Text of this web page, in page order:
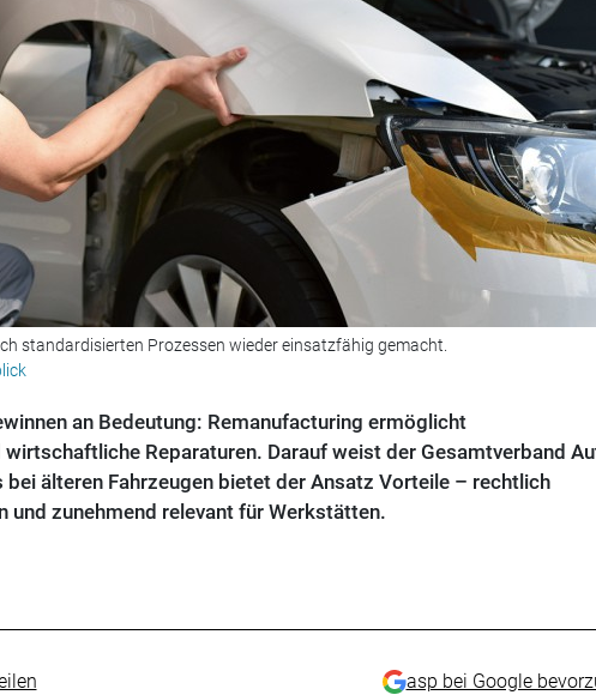
standardisierten Prozessen wieder einsatzfähig gemacht.
an Bedeutung: Remanufacturing ermöglicht
Reparaturen. Darauf weist der Gesamtverband
bei älteren Fahrzeugen bietet der Ansatz Vorteile – rechtlich
und zunehmend relevant für Werkstätten.
asp bei Google